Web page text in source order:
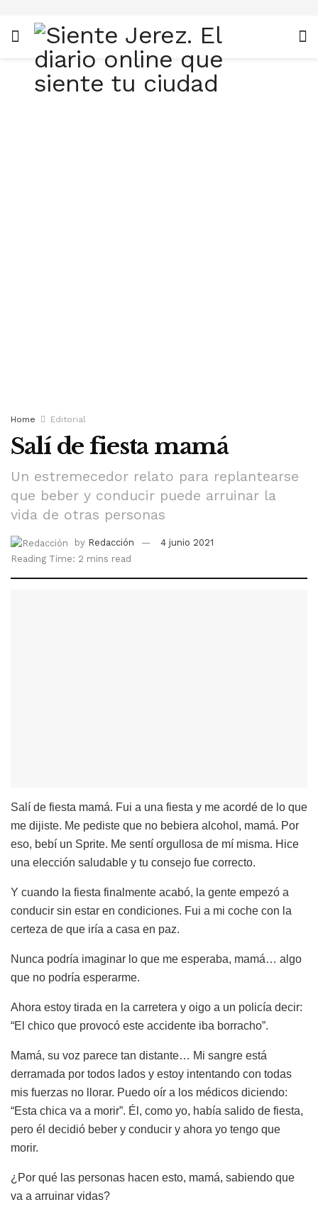
Home Editorial
Salí de fiesta mamá
Un estremecedor relato para replantearse
que beber y conducir puede arruinar la
vida de otras personas
by Redacción
4 junio 2021
Reading Time: 2 mins read
Salí de fiesta mamá. Fui a una fiesta y me acordé de lo que
me dijiste. Me pediste que no bebiera alcohol, mamá. Por
eso, bebí un Sprite. Me sentí orgullosa de mí misma. Hice
una elección saludable y tu consejo fue correcto.
Y cuando la fiesta finalmente acabó, la gente empezó a
conducir sin estar en condiciones. Fui a mi coche con la
certeza de que iría a casa en paz.
Nunca podría imaginar lo que me esperaba, mamá… algo
que no podría esperarme.
Ahora estoy tirada en la carretera y oigo a un policía decir:
“El chico que provocó este accidente iba borracho”.
Mamá, su voz parece tan distante… Mi sangre está
derramada por todos lados y estoy intentando con todas
mis fuerzas no llorar. Puedo oír a los médicos diciendo:
“Esta chica va a morir”. Él, como yo, había salido de fiesta,
pero él decidió beber y conducir y ahora yo tengo que
morir.
¿Por qué las personas hacen esto, mamá, sabiendo que
va a arruinar vidas?